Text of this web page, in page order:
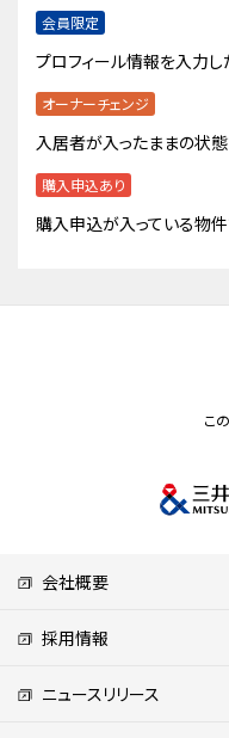
会員限定
プロフィール情報を入力
オーナーチェンジ
入居者が入ったままの状態
購入申込あり
購入申込が入っている物件
こ
会社概要
採用情報
ニュースリリース